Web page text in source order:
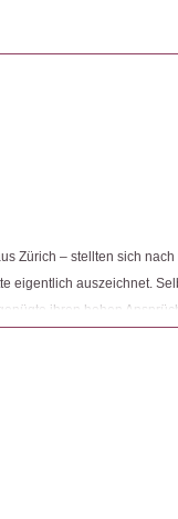
Zürich – stellten sich
eigentlich auszeichnet.
ihren hohen
über dieses eine